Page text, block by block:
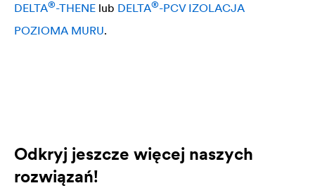
DELTA®-THENE lub DELTA®-PCV IZOLACJA
POZIOMA MURU.
Odkryj jeszcze więcej naszych
rozwiązań!